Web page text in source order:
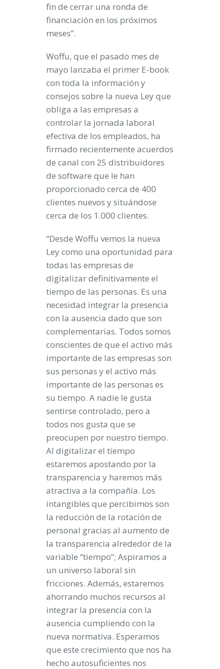
fin de cerrar una ronda de
financiación en los próximos
meses”.
Woffu, que el pasado mes de
mayo lanzaba el primer E-book
con toda la información y
consejos sobre la nueva Ley que
obliga a las empresas a
controlar la jornada laboral
efectiva de los empleados, ha
firmado recientemente acuerdos
de canal con 25 distribuidores
de software que le han
proporcionado cerca de 400
clientes nuevos y situándose
cerca de los 1.000 clientes.
“Desde Woffu vemos la nueva
Ley como una oportunidad para
todas las empresas de
digitalizar definitivamente el
tiempo de las personas. Es una
necesidad integrar la presencia
con la ausencia dado que son
complementarias. Todos somos
conscientes de que el activo más
importante de las empresas son
sus personas y el activo más
importante de las personas es
su tiempo. A nadie le gusta
sentirse controlado, pero a
todos nos gusta que se
preocupen por nuestro tiempo.
Al digitalizar el tiempo
estaremos apostando por la
transparencia y haremos más
atractiva a la compañía. Los
intangibles que percibimos son
la reducción de la rotación de
personal gracias al aumento de
la transparencia alrededor de la
variable “tiempo”; Aspiramos a
un universo laboral sin
fricciones. Además, estaremos
ahorrando muchos recursos al
integrar la presencia con la
ausencia cumpliendo con la
nueva normativa. Esperamos
que este crecimiento que nos ha
hecho autosuficientes nos